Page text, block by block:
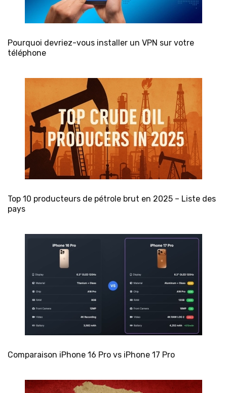
Pourquoi devriez-vous installer un VPN sur votre
téléphone
Top 10 producteurs de pétrole brut en 2025 – Liste des
pays
Comparaison iPhone 16 Pro vs iPhone 17 Pro